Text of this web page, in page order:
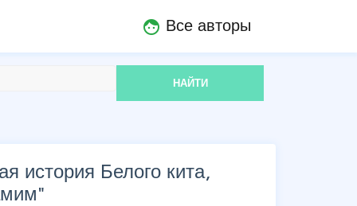
face Все авторы
НАЙТИ
история Белого кита,
"